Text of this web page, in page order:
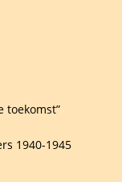
toekomst”
1940-1945